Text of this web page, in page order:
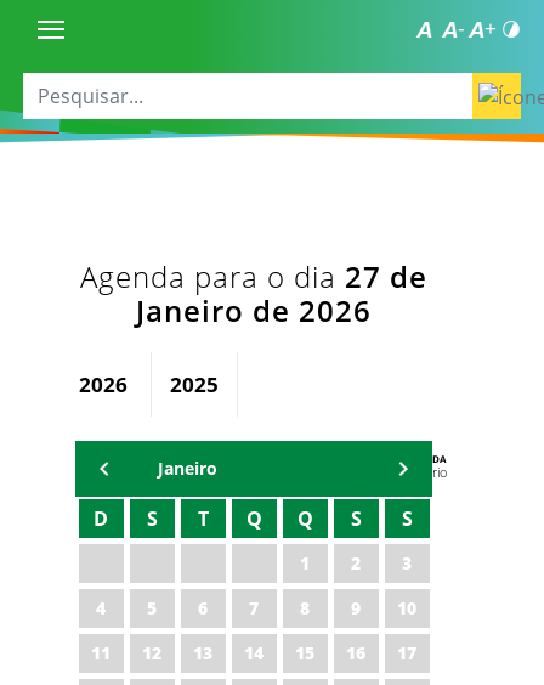
Agenda para o dia 27 de
Janeiro de 2026
2026 2025
AGENDA
Secretário
Janeiro
D S T Q Q S S
1 2
3
4
5 6 7 8 9
10
11
12 13 14 15 16
17